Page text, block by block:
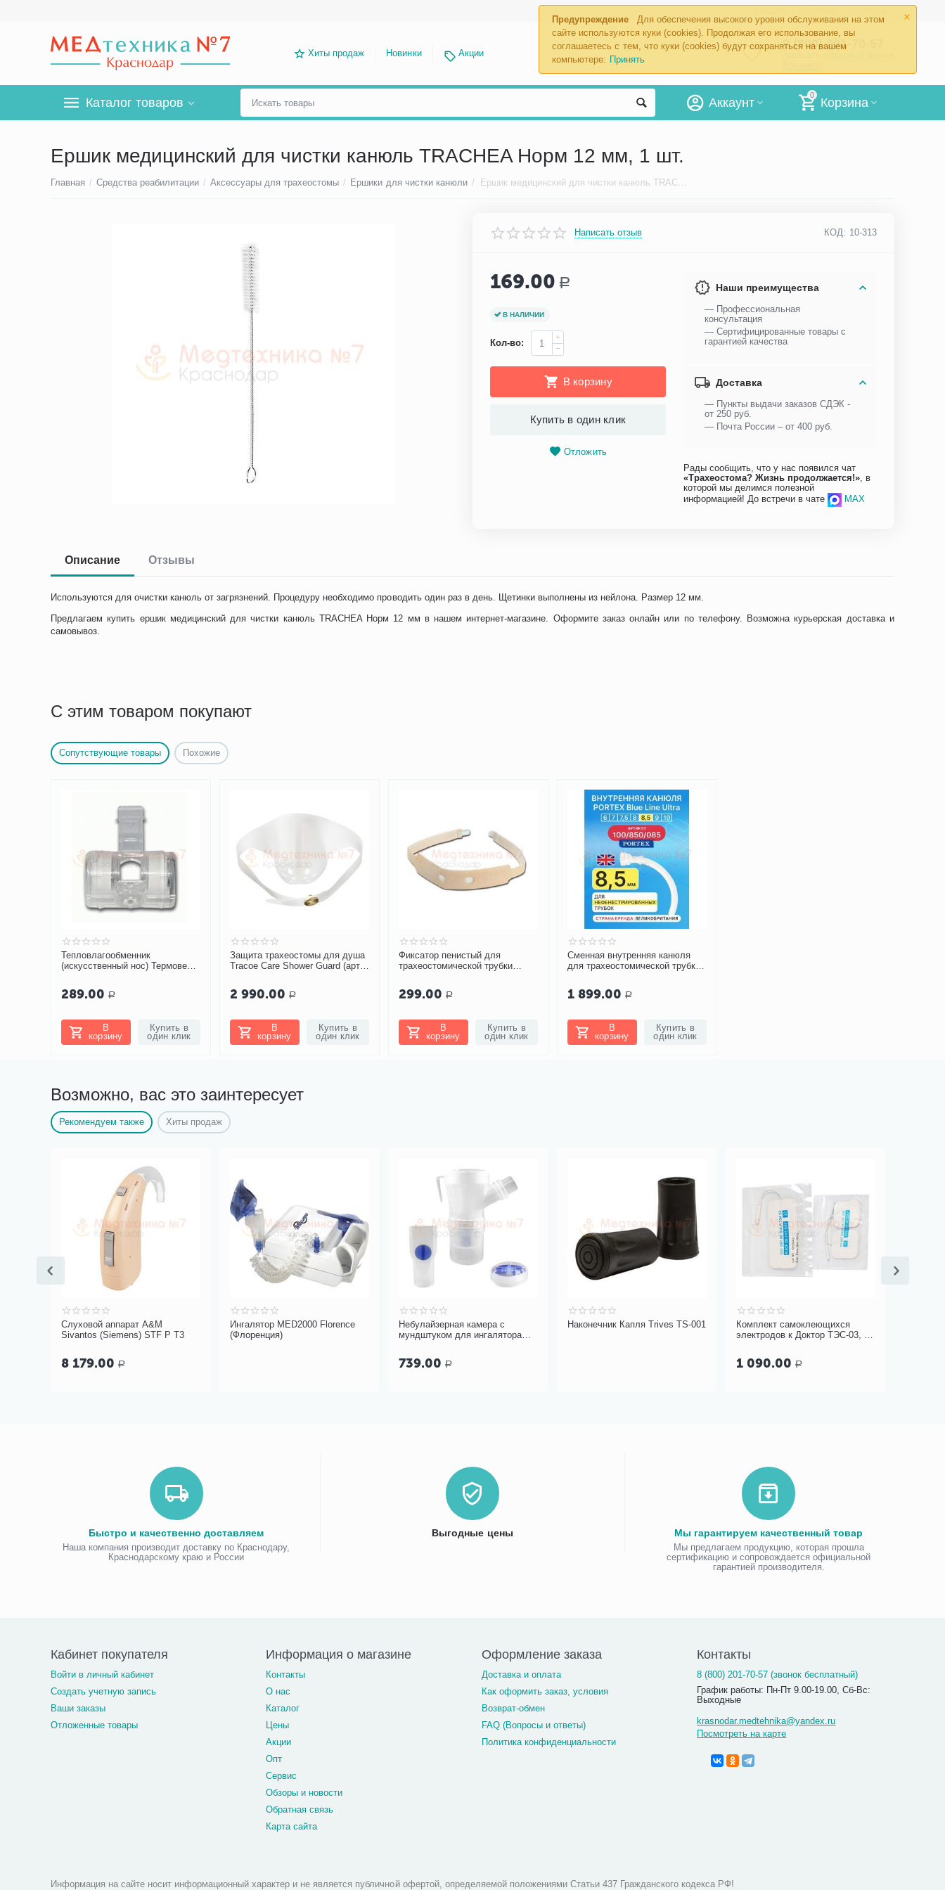
×
Предупреждение
Для обеспечения высокого уровня обслуживания на этом
сайте используются куки (cookies). Продолжая его использование, вы
соглашаетесь с тем, что куки (cookies) будут сохраняться на вашем
компьютере: Принять
Хиты продаж Новинки Акции
8 (800) 201-70-57
Каталог товаров
0
Корзина
Аккаунт
Ершик медицинский для чистки канюль TRACHEA Норм 12 мм, 1 шт.
Главная / Средства реабилитации / Аксессуары для трахеостомы / Ершики для чистки канюли / Ершик медицинский для чистки канюль TRACHEA Норм 12 мм, 1 шт.
Написать отзыв КОД: 10-313
169.00 Р
В НАЛИЧИИ
Кол-во:
+
−
В корзину
Купить в один клик
Отложить
Наши преимущества
— Профессиональная
консультация
— Сертифицированные товары с
гарантией качества
Доставка
— Пункты выдачи заказов СДЭК -
от 250 руб.
— Почта России – от 400 руб.
Рады сообщить, что у нас появился чат
«Трахеостома? Жизнь продолжается!», в
которой мы делимся полезной
информацией! До встречи в чате
MAX
Описание Отзывы
Используются для очистки канюль от загрязнений. Процедуру необходимо проводить один раз в день. Щетинки выполнены из нейлона. Размер 12 мм.
Предлагаем купить ершик медицинский для чистки канюль TRACHEA Норм 12 мм в нашем интернет-магазине. Оформите заказ онлайн или по телефону. Возможна курьерская доставка и
самовывоз.
С этим товаром покупают
Сопутствующие товары Похожие
Тепловлагообменник
(искусственный нос) Термовент
289.00 Р
В
корзину
Купить в
один клик
Защита трахеостомы для душа
Tracoe Care Shower Guard (арт.
2 990.00 Р
В
корзину
Купить в
один клик
Фиксатор пенистый для
трахеостомической трубки
299.00 Р
В
корзину
Купить в
один клик
Сменная внутренняя канюля
для трахеостомической трубки
1 899.00 Р
В
корзину
Купить в
один клик
Возможно, вас это заинтересует
Рекомендуем также Хиты продаж
Слуховой аппарат A&M
Sivantos (Siemens) STF P T3
8 179.00 Р
Ингалятор MED2000 Florence
(Флоренция)
Небулайзерная камера с
мундштуком для ингалятора
739.00 Р
Наконечник Капля Trives TS-001
Комплект самоклеющихся
электродов к Доктор ТЭС-03, 3
1 090.00 Р
Быстро и качественно доставляем
Наша компания производит доставку по Краснодару,
Краснодарскому краю и России
Выгодные цены Мы гарантируем качественный товар
Мы предлагаем продукцию, которая прошла
сертификацию и сопровождается официальной
гарантией производителя.
Кабинет покупателя
Войти в личный кабинет
Создать учетную запись
Ваши заказы
Отложенные товары
Информация о магазине
Контакты
О нас
Каталог
Цены
Акции
Опт
Сервис
Обзоры и новости
Обратная связь
Карта сайта
Оформление заказа
Доставка и оплата
Как оформить заказ, условия
Возврат-обмен
FAQ (Вопросы и ответы)
Политика конфиденциальности
Контакты
8 (800) 201-70-57 (звонок бесплатный)
График работы: Пн-Пт 9.00-19.00, Сб-Вс:
Выходные
krasnodar.medtehnika@yandex.ru
Посмотреть на карте
Информация на сайте носит информационный характер и не является публичной офертой, определяемой положениями Статьи 437 Гражданского кодекса РФ!